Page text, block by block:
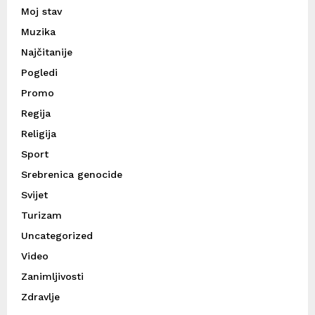
Moj stav
Muzika
Najčitanije
Pogledi
Promo
Regija
Religija
Sport
Srebrenica genocide
Svijet
Turizam
Uncategorized
Video
Zanimljivosti
Zdravlje